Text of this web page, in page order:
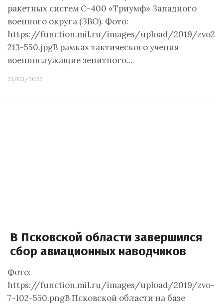
ракетных систем С-400 «Триумф» Западного
военного округа (ЗВО). Фото:
https://function.mil.ru/images/upload/2019/zvo2-
213-550.jpgВ рамках тактического учения
военнослужащие зенитного…
21/03/2022
В Псковской области завершился
сбор авиационных наводчиков
Фото:
https://function.mil.ru/images/upload/2019/zvo-
7-102-550.pngВ Псковской области на базе